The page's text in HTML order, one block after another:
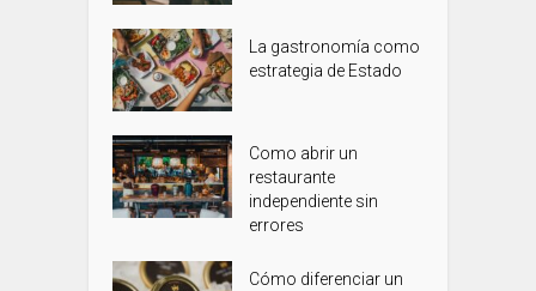
La gastronomía como
estrategia de Estado
Como abrir un
restaurante
independiente sin
errores
Cómo diferenciar un